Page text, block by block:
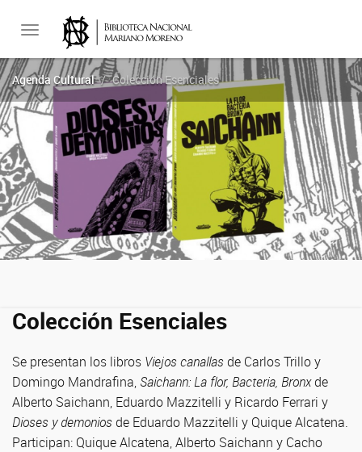
Toggle
navigation
Agenda Cultural Colección Esenciales
Colección Esenciales
Se presentan los libros Viejos canallasde Carlos Trillo y
Domingo Mandrafina, Saichann: La flor, Bacteria, Bronxde
Alberto Saichann, Eduardo Mazzitelli y Ricardo Ferrari y
Dioses y demoniosde Eduardo Mazzitelli y Quique Alcatena.
Participan: Quique Alcatena, Alberto Saichann y Cacho